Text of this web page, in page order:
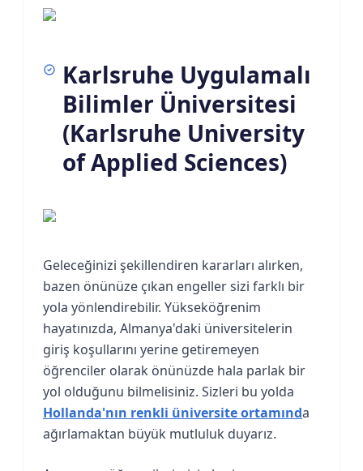
Karlsruhe Uygulamalı
Bilimler Üniversitesi
(Karlsruhe University
of Applied Sciences)
Geleceğinizi şekillendiren kararları alırken,
bazen önünüze çıkan engeller sizi farklı bir
yola yönlendirebilir. Yükseköğrenim
hayatınızda, Almanya'daki üniversitelerin
giriş koşullarını yerine getiremeyen
öğrenciler olarak önünüzde hala parlak bir
yol olduğunu bilmelisiniz. Sizleri bu yolda
Hollanda'nın renkli üniversite ortamında
ağırlamaktan büyük mutluluk duyarız.